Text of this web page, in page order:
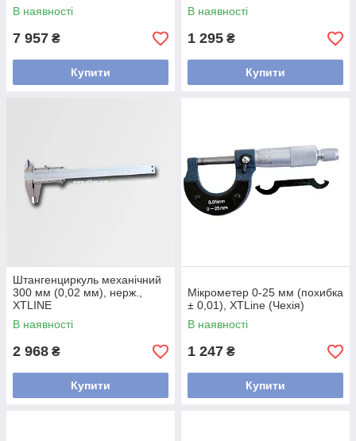
В наявності
7 957 ₴
Купити
В наявності
1 295 ₴
Купити
Штангенциркуль механічний
300 мм (0,02 мм), нерж.,
XTLINE
В наявності
2 968 ₴
Купити
Мікрометер 0-25 мм (похибка
± 0,01), XTLine (Чехія)
В наявності
1 247 ₴
Купити